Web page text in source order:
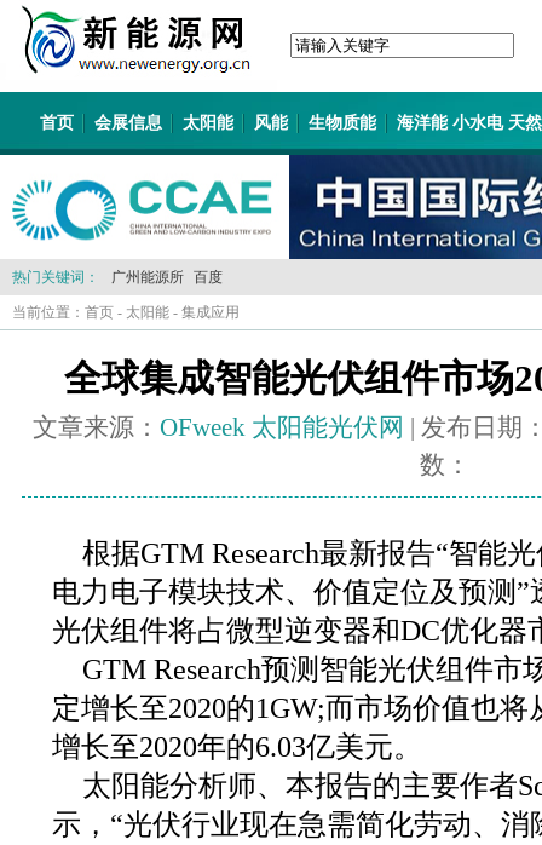
首页 会展信息 太阳能 风能 生物质能 海洋能 小水电 天
热门关键词： 广州能源所 百度
当前位置： 首页 - 太阳能 - 集成应用
全球集成智能光伏组件市场
文章来源： OFweek 太阳能光伏网 | 发布日期
数：
根据GTM Research最新报告“智能
电力电子模块技术、价值定位及预测
光伏组件将占微型逆变器和DC优化器
GTM Research预测智能光伏组件市
定增长至2020的1GW;而市场价值也将
增长至2020年的6.03亿美元。
太阳能分析师、本报告的主要作者
示，“光伏行业现在急需简化劳动、